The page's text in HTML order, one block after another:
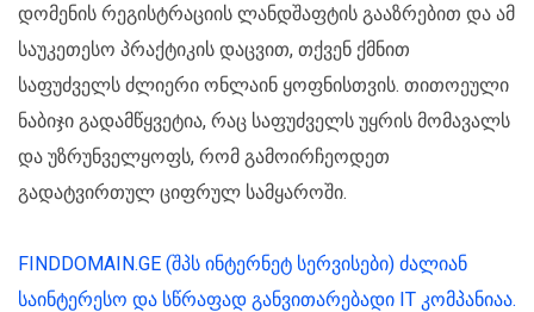
დომენის რეგისტრაციის ლანდშაფტის გააზრებით და ამ
საუკეთესო პრაქტიკის დაცვით, თქვენ ქმნით
საფუძველს ძლიერი ონლაინ ყოფნისთვის. თითოეული
ნაბიჯი გადამწყვეტია, რაც საფუძველს უყრის მომავალს
და უზრუნველყოფს, რომ გამოირჩეოდეთ
გადატვირთულ ციფრულ სამყაროში.
FINDDOMAIN.GE (შპს ინტერნეტ სერვისები) ძალიან
საინტერესო და სწრაფად განვითარებადი IT კომპანიაა.